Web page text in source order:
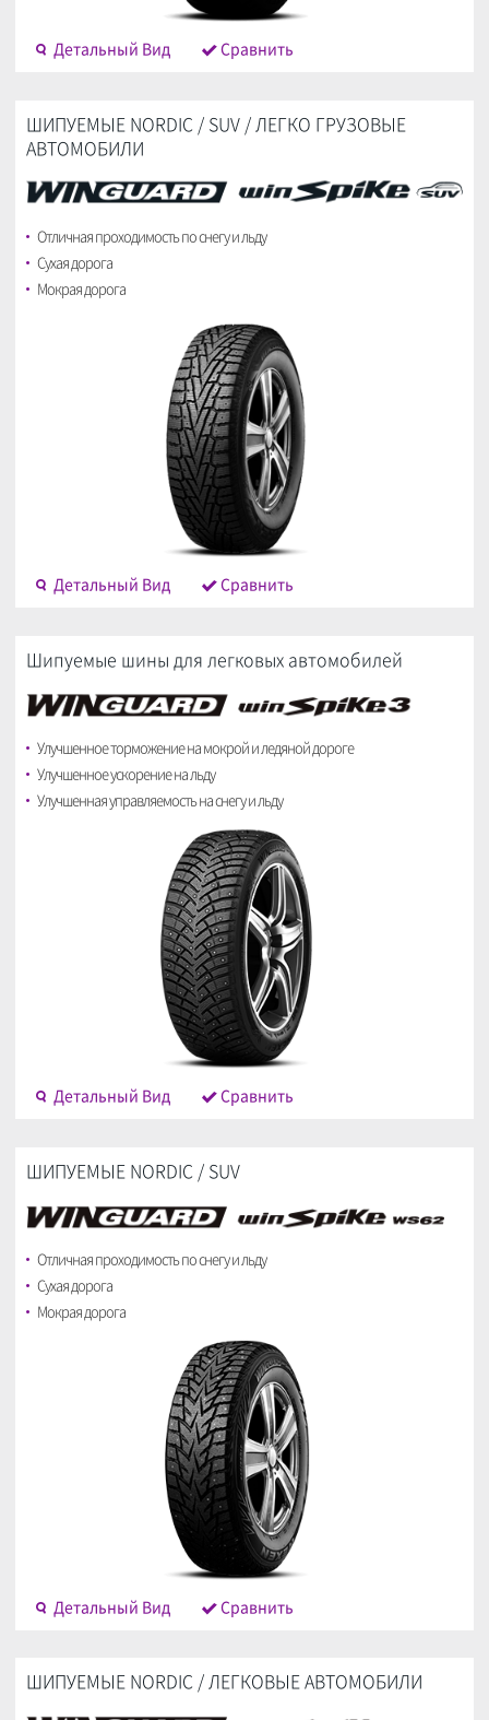
Детальный Bид Cравнить
ШИПУЕМЫЕ NORDIC / SUV / ЛЕГКО ГРУЗОВЫЕ
АВТОМОБИЛИ
Отличная проходимость по снегу и льду
Сухая дорога
Мокрая дорога
Детальный Bид Cравнить
Шипуемые шины для легковых автомобилей
Улучшенное торможение на мокрой и ледяной дороге
Улучшенное ускорение на льду
Улучшенная управляемость на снегу и льду
Детальный Bид Cравнить
ШИПУЕМЫЕ NORDIC / SUV
Отличная проходимость по снегу и льду
Сухая дорога
Мокрая дорога
Детальный Bид Cравнить
ШИПУЕМЫЕ NORDIC / ЛЕГКОВЫЕ АВТОМОБИЛИ